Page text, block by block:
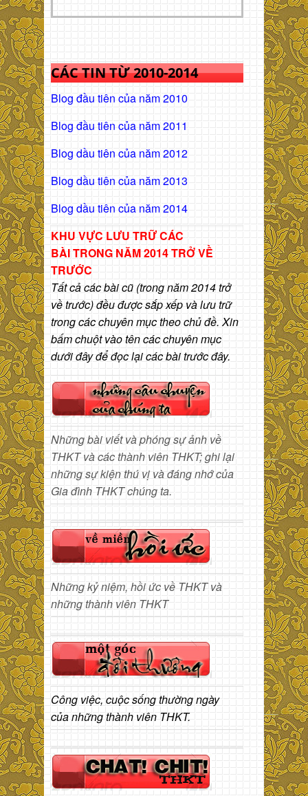
CÁC TIN TỪ 2010-2014
Blog đầu tiên của năm 2010
Blog đầu tiên của năm 2011
Blog dầu tiên của năm 2012
Blog dầu tiên của năm 2013
Blog dầu tiên của năm 2014
KHU VỰC LƯU TRỮ CÁC
BÀITRONG NĂM 2014 TRỞ VỀ
TRƯỚC
Tất cả các bài cũ (trong năm 2014 trở
về trước) đều được sắp xếp và lưu trữ
trong các chuyên mục theo chủ đề. Xin
bấm chuột vào tên các chuyên mục
dưới đây để đọc lại các bài trước đây.
Những bài viết và phóng sự ảnh về
THKT và các thành viên THKT; ghi lại
những sự kiện thú vị và đáng nhớ của
Gia đình THKT chúng ta.
Những kỷ niệm, hồi ức về THKT và
những thành viên THKT
Công việc, cuộc sống thường ngày
của những thành viên THKT.